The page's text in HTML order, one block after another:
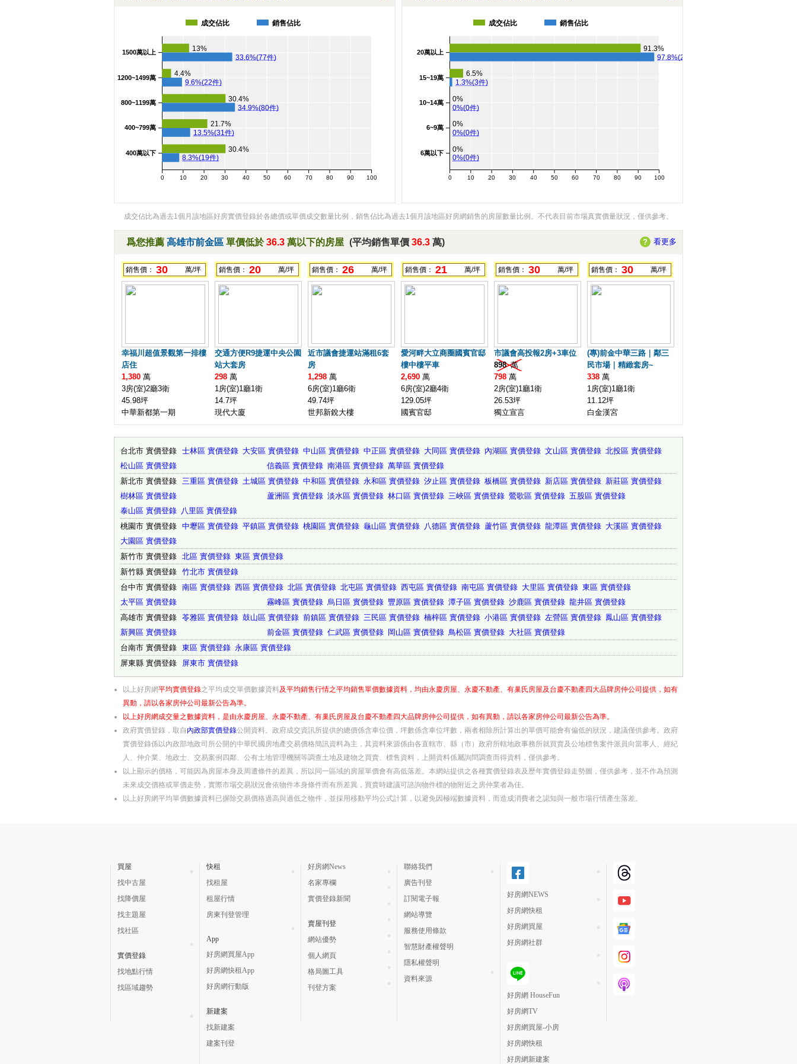
0 10 20 30 40 50 60 70 80 90 100
400萬以下
400~799萬
800~1199萬
1200~1499萬
1500萬以上
30.4%
8.3%(19件)
21.7%
13.5%(31件)
30.4%
34.9%(80件)
4.4%
9.6%(22件)
13%
33.6%(77件)
成交佔比 銷售佔比
0 10 20 30 40 50 60 70 80 90 100
6萬以下
6~9萬
10~14萬
15~19萬
20萬以上
0%
0%(0件)
0%
0%(0件)
0%
0%(0件)
6.5%
1.3%(3件)
91.3%
97.8%(224件)
成交佔比 銷售佔比
成交佔比為過去1個月該地區好房實價登錄於各總價或單價成交數量比例，銷售佔比為過去1個月該地區好房網銷售的房屋數量比例。不代表目前市場真實價量狀況，僅供參考。
爲您推薦 高雄市前金區 單價低於36.3 萬以下的房屋 (平均銷售單價 36.3 萬) 看更多
銷售價： 30 萬/坪
幸福川超值景觀第一排樓
店住
1,380 萬
3房(室)2廳3衛
45.98坪
中華新都第一期
銷售價： 20 萬/坪
交通方便R9捷運中央公園
站大套房
298 萬
1房(室)1廳1衛
14.7坪
現代大廈
銷售價： 26 萬/坪
近市議會捷運站滿租6套
房
1,298 萬
6房(室)1廳6衛
49.74坪
世邦新銳大樓
銷售價： 21 萬/坪
愛河畔大立商圈國賓官邸
樓中樓平車
2,690 萬
6房(室)2廳4衛
129.05坪
國賓官邸
銷售價： 30 萬/坪
市議會高投報2房+3車位
898 萬
798 萬
2房(室)1廳1衛
26.53坪
獨立宣言
銷售價： 30 萬/坪
(專)前金中華三路｜鄰三
民市場｜精緻套房~
338 萬
1房(室)1廳1衛
11.12坪
白金漢宮
?
台北市 實價登錄 士林區 實價登錄 大安區 實價登錄 中山區 實價登錄 中正區 實價登錄 大同區 實價登錄 內湖區 實價登錄 文山區 實價登錄 北投區 實價登錄
松山區 實價登錄
信義區 實價登錄 南港區 實價登錄 萬華區 實價登錄
新北市 實價登錄 三重區 實價登錄 土城區 實價登錄 中和區 實價登錄 永和區 實價登錄 汐止區 實價登錄 板橋區 實價登錄 新店區 實價登錄 新莊區 實價登錄
樹林區 實價登錄
蘆洲區 實價登錄 淡水區 實價登錄 林口區 實價登錄 三峽區 實價登錄 鶯歌區 實價登錄 五股區 實價登錄
泰山區 實價登錄 八里區 實價登錄
桃園市 實價登錄 中壢區 實價登錄 平鎮區 實價登錄 桃園區 實價登錄 龜山區 實價登錄 八德區 實價登錄 蘆竹區 實價登錄 龍潭區 實價登錄 大溪區 實價登錄
大園區 實價登錄
新竹市 實價登錄 北區 實價登錄 東區 實價登錄
新竹縣 實價登錄 竹北市 實價登錄
台中市 實價登錄 南區 實價登錄 西區 實價登錄 北區 實價登錄 北屯區 實價登錄 西屯區 實價登錄 南屯區 實價登錄 大里區 實價登錄 東區 實價登錄
太平區 實價登錄
霧峰區 實價登錄 烏日區 實價登錄 豐原區 實價登錄 潭子區 實價登錄 沙鹿區 實價登錄 龍井區 實價登錄
高雄市 實價登錄 苓雅區 實價登錄 鼓山區 實價登錄 前鎮區 實價登錄 三民區 實價登錄 楠梓區 實價登錄 小港區 實價登錄 左營區 實價登錄 鳳山區 實價登錄
新興區 實價登錄
前金區 實價登錄 仁武區 實價登錄 岡山區 實價登錄 鳥松區 實價登錄 大社區 實價登錄
台南市 實價登錄 東區 實價登錄 永康區 實價登錄
屏東縣 實價登錄
屏東市 實價登錄
以上好房網平均實價登錄之平均成交單價數據資料及平均銷售行情之平均銷售單價數據資料，均由永慶房屋、永慶不動產、有巢氏房屋及台慶不動產四大品牌房仲公司提供，如有
異動，請以各家房仲公司最新公告為準。
以上好房網成交量之數據資料，是由永慶房屋、永慶不動產、有巢氏房屋及台慶不動產四大品牌房仲公司提供，如有異動，請以各家房仲公司最新公告為準。
政府實價登錄，取自 內政部實價登錄公開資料。政府成交資訊所提供的總價係含車位價，坪數係含車位坪數，兩者相除所計算出的單價可能會有偏低的狀況，建議僅供參考。政府
實價登錄係以內政部地政司所公開的中華民國房地產交易價格簡訊資料為主，其資料來源係由各直轄市、縣（市）政府所轄地政事務所就買賣及公地標售案件派員向當事人、經紀
人、仲介業、地政士、交易案例四鄰、公有土地管理機關等調查土地及建物之買賣、標售資料，上開資料係屬詢問調查而得資料，僅供參考。
以上顯示的價格，可能因為房屋本身及周遭條件的差異，所以同一區域的房屋單價會有高低落差。本網站提供之各種實價登錄表及歷年實價登錄走勢圖，僅供參考，並不作為預測
未來成交價格或單價走勢，實際市場交易狀況會依物件本身條件而有所差異，買賣時建議可諮詢物件標的物附近之房仲業者為佳。
以上好房網平均單價數據資料已摒除交易價格過高與過低之物件，並採用移動平均公式計算，以避免因極端數據資料，而造成消費者之認知與一般市場行情產生落差。
買屋
找中古屋
找降價屋
找主題屋
找社區
實價登錄
找地點行情
找區域趨勢
快租
找租屋
租屋行情
房東刊登管理
App
好房網買屋App
好房網快租App
好房網行動版
新建案
找新建案
建案刊登
好房網News
名家專欄
實價登錄新聞
賣屋刊登
網站優勢
個人網頁
格局圖工具
刊登方案
聯絡我們
廣告刊登
訂閱電子報
網站導覽
服務使用條款
智慧財產權聲明
隱私權聲明
資料來源
好房網NEWS
好房網快租
好房網買屋
好房網社群
好房網 HouseFun
好房網TV
好房網買屋-小房
好房網快租
好房網新建案